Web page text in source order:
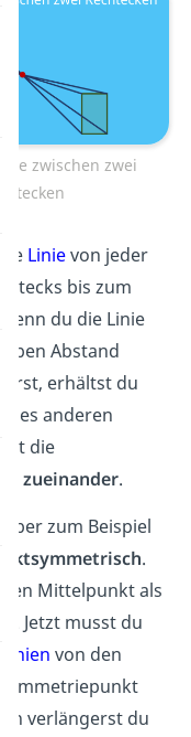
zwischen zwei
Linievon jeder
bis zum
. Wenn du die Linie
Abstand
erhältst du
des anderen
ist die
zueinander.
zum Beispiel
.
den Mittelpunkt als
. Jetzt musst du
Linien von den
Symmetriepunkt
verlängerst du